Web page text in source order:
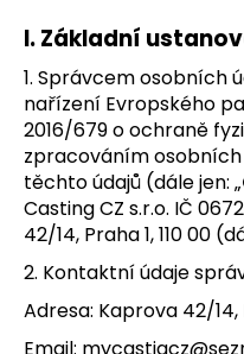
I.Základní
1. Správcem osobních
nařízení Evropského
2016/679 o ochraně
zpracováním
těchto údajů (dále jen: „
Casting CZ s.r.o. IČ
42/14, Praha 1, 110 00
2. Kontaktní údaje
Adresa: Kaprova 42/14,
Email:
o
t
ř
e
b
u
j
e
t
e
n